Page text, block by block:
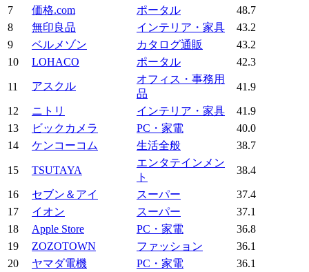
7
価格.com ポータル
48.7
8
無印良品 インテリア・家具
43.2
9
ベルメゾン カタログ通販
43.2
10
LOHACO ポータル 42.3
11 アスクル
オフィス・事務用
品
41.9
12 ニトリ インテリア・家具
41.9
13
ビックカメラ PC・家電
40.0
14
ケンコーコム 生活全般 38.7
15 TSUTAYA
エンタテインメン
ト
38.4
16 セブン＆アイ スーパー
37.4
17
イオン スーパー
37.1
18
Apple Store PC・家電
36.8
19
ZOZOTOWN ファッション
36.1
20
ヤマダ電機 PC・家電
36.1